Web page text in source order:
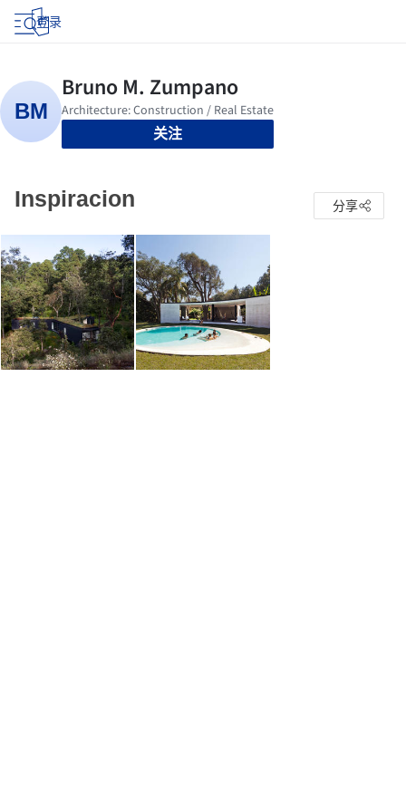
登录
关注
Inspiracion 分享